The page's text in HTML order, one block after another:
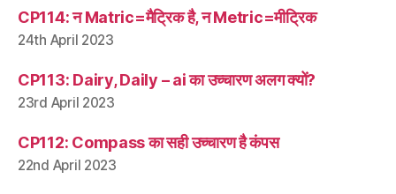
CP114: न Matric=मैट्रिक है, न Metric=मीट्रिक
24th April 2023
CP113: Dairy, Daily – ai का उच्चारण अलग क्यों?
23rd April 2023
CP112: Compass का सही उच्चारण है कंपस
22nd April 2023